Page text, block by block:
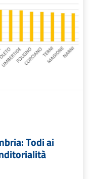
Todi ai